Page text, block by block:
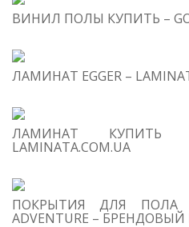
ВИНИЛ ПОЛЫ КУПИТЬ –
ЛАМИНАТ EGGER –
ЛАМИНАТ КУПИТЬ
LAMINATA.COM.UA
ПОКРЫТИЯ ДЛЯ ПОЛА
ADVENTURE –